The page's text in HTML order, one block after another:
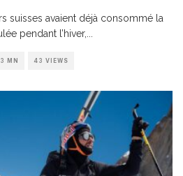
suisses avaient déjà consommé la
pendant l’hiver,
MN 43 VIEWS